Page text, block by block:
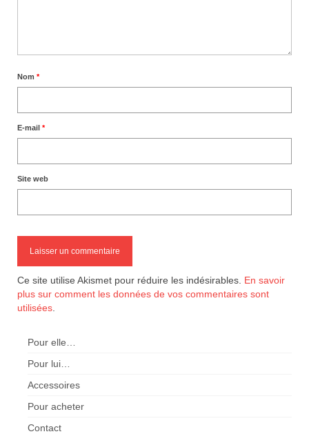
Nom *
E-mail *
Site web
Ce site utilise Akismet pour réduire les indésirables. En savoir
plus sur comment les données de vos commentaires sont
utilisées
Pour elle…
Pour lui…
Accessoires
Pour acheter
Contact